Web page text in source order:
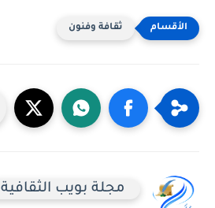
ثقافة وفنون
مجلة بويب الثقافية